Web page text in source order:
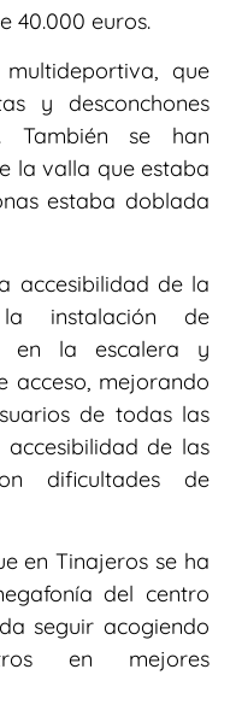
40.000 euros.
que
y desconchones
También se han
la valla que estaba
estaba doblada
accesibilidad de la
instalación de
en la escalera y
acceso, mejorando
de todas las
de las
dificultades de
en Tinajeros se ha
del centro
seguir acogiendo
en mejores